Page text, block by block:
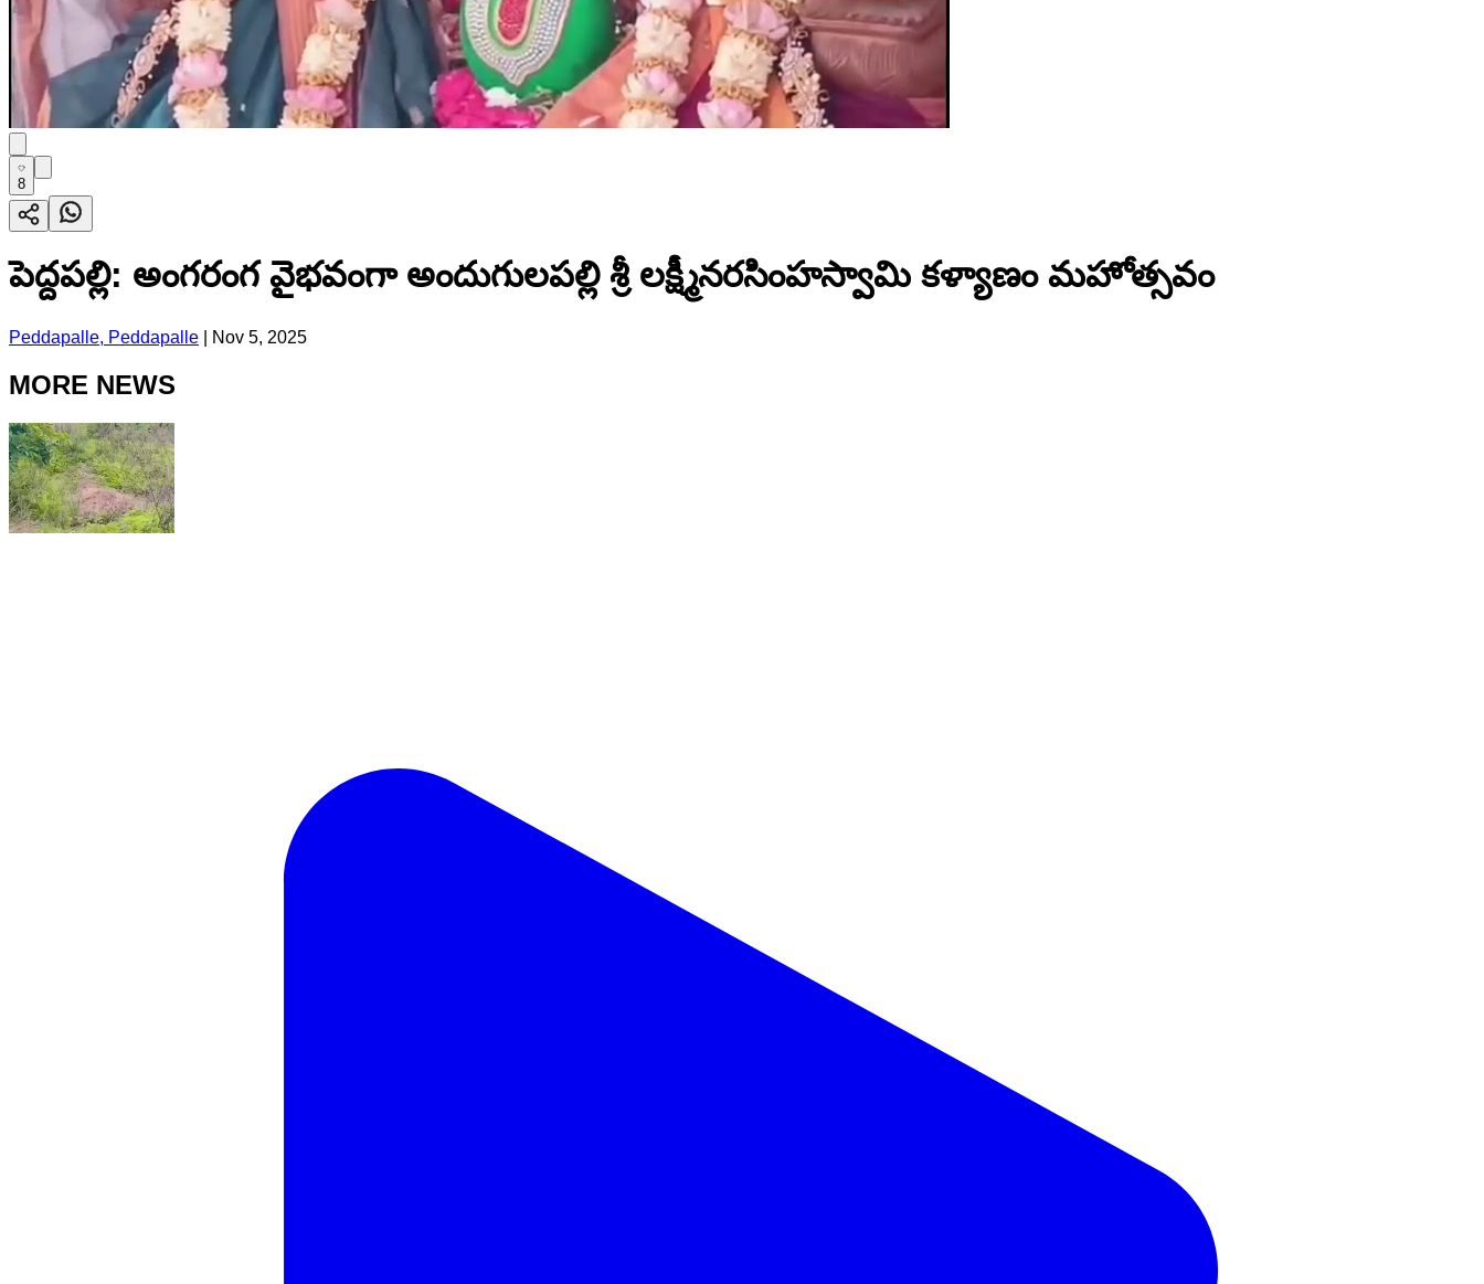
8
పెద్దపల్లి: అంగరంగ వైభవంగా అందుగులపల్లి శ్రీ లక్ష్మీనరసింహస్వామి కళ్యాణం మహోత్సవం
Peddapalle, Peddapalle Nov 5, 2025
MORE NEWS